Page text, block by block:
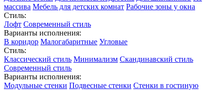
массива Мебель для детских комнат Рабочие зоны у окна
Стиль:
Лофт Современный стиль
Варианты исполнения:
В коридор Малогабаритные Угловые
Стиль:
Классический стиль Минимализм Скандинавский стиль
Современный стиль
Варианты исполнения:
Модульные стенки Подвесные стенки Стенки в гостиную